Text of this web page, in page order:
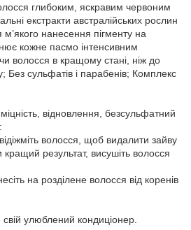
глибоким, яскравим червоним
екстракти австралійських рослин
м’якого нанесення пігменту на
кожне пасмо інтенсивним
волосся в кращому стані, ніж до
Без сульфатів і парабенів; Комплекс
відновлення, безсульфатний
:
волосся, щоб видалити зайву
результат, висушіть волосся
на розділене волосся від коренів
улюблений кондиціонер.